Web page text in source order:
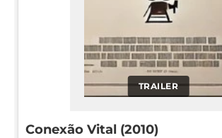
TRAILER
Conexão Vital (2010)